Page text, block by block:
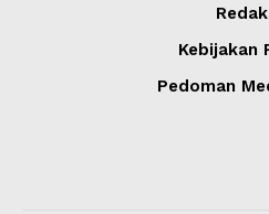
Kebijakan
Pedoman